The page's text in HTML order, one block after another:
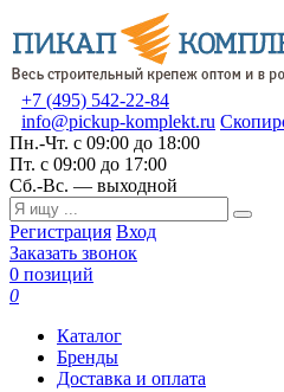
+7 (495) 542-22-84
info@pickup-komplekt.ru
Пн.-Чт. с 09:00 до 18:00
Пт. с 09:00 до 17:00
Сб.-Вс. — выходной
Регистрация Вход
Заказать звонок
0 позиций
0
Каталог
Бренды
Доставка и оплата